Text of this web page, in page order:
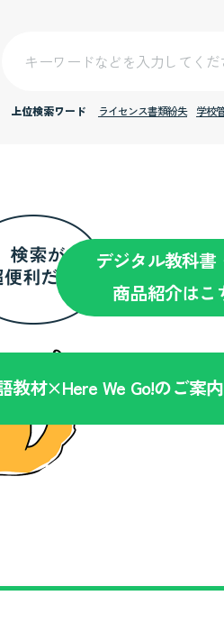
上位検索ワード ライセンス書類紛失 学校
デジタル教科書
商品紹介はこ
教材×Here We Go!のご案